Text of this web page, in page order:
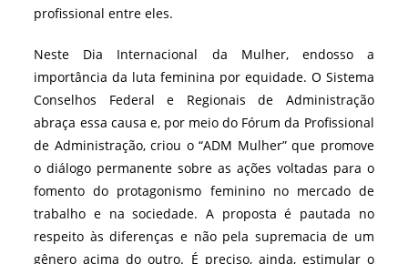
profissional entre eles.
Neste Dia Internacional da Mulher, endosso a
importância da luta feminina por equidade. O Sistema
Conselhos Federal e Regionais de Administração
abraça essa causa e, por meio do Fórum da Profissional
de Administração, criou o “ADM Mulher” que promove
o diálogo permanente sobre as ações voltadas para o
fomento do protagonismo feminino no mercado de
trabalho e na sociedade. A proposta é pautada no
respeito às diferenças e não pela supremacia de um
gênero acima do outro. É preciso, ainda, estimular o